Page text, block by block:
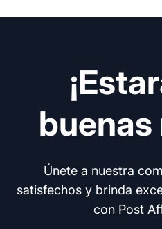
buenas
Únete a nuestra
satisfechos y brinda
con Post